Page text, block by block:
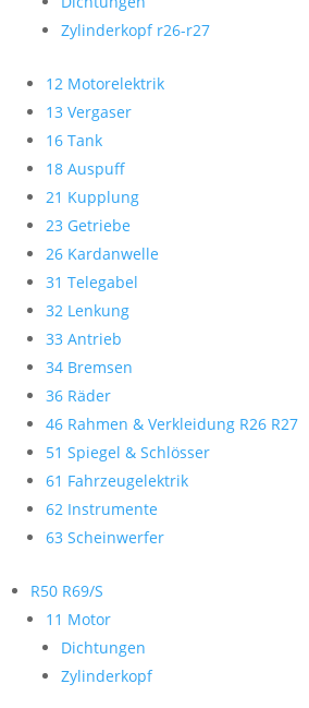
Zylinderkopf r26-r27
12 Motorelektrik
13 Vergaser
16 Tank
18 Auspuff
21 Kupplung
23 Getriebe
26 Kardanwelle
31 Telegabel
32 Lenkung
33 Antrieb
34 Bremsen
36 Räder
46 Rahmen & Verkleidung R26 R27
51 Spiegel & Schlösser
61 Fahrzeugelektrik
62 Instrumente
63 Scheinwerfer
R50 R69/S
11 Motor
Dichtungen
Zylinderkopf